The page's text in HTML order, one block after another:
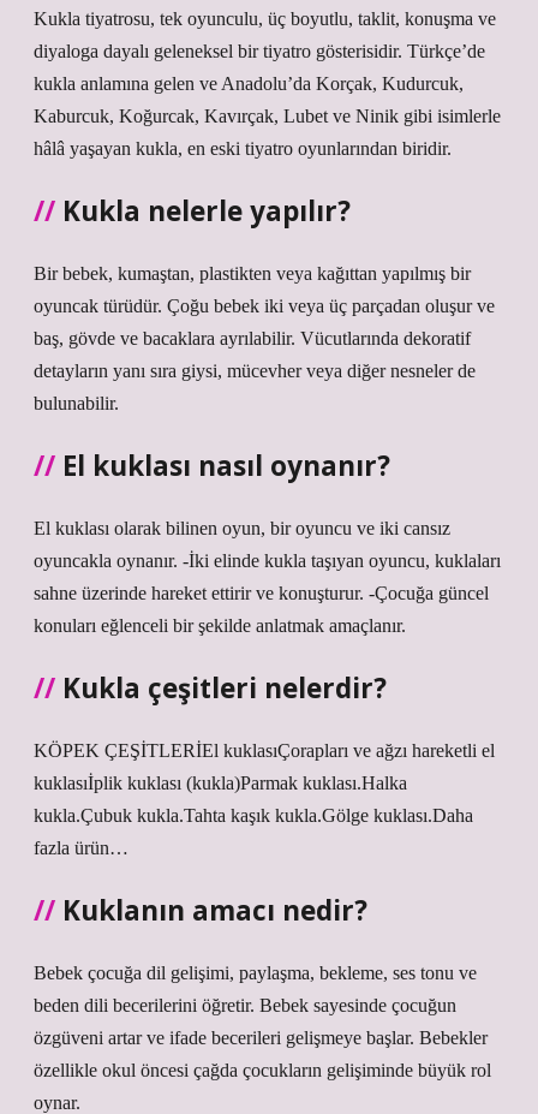
Kukla tiyatrosu, tek oyunculu, üç boyutlu, taklit, konuşma ve
diyaloga dayalı geleneksel bir tiyatro gösterisidir. Türkçe’de
kukla anlamına gelen ve Anadolu’da Korçak, Kudurcuk,
Kaburcuk, Koğurcak, Kavırçak, Lubet ve Ninik gibi isimlerle
hâlâ yaşayan kukla, en eski tiyatro oyunlarından biridir.
Kukla nelerle yapılır?
Bir bebek, kumaştan, plastikten veya kağıttan yapılmış bir
oyuncak türüdür. Çoğu bebek iki veya üç parçadan oluşur ve
baş, gövde ve bacaklara ayrılabilir. Vücutlarında dekoratif
detayların yanı sıra giysi, mücevher veya diğer nesneler de
bulunabilir.
El kuklası nasıl oynanır?
El kuklası olarak bilinen oyun, bir oyuncu ve iki cansız
oyuncakla oynanır. -İki elinde kukla taşıyan oyuncu, kuklaları
sahne üzerinde hareket ettirir ve konuşturur. -Çocuğa güncel
konuları eğlenceli bir şekilde anlatmak amaçlanır.
Kukla çeşitleri nelerdir?
KÖPEK ÇEŞİTLERİEl kuklasıÇorapları ve ağzı hareketli el
kuklasıİplik kuklası (kukla)Parmak kuklası.Halka
kukla.Çubuk kukla.Tahta kaşık kukla.Gölge kuklası.Daha
fazla ürün…
Kuklanın amacı nedir?
Bebek çocuğa dil gelişimi, paylaşma, bekleme, ses tonu ve
beden dili becerilerini öğretir. Bebek sayesinde çocuğun
özgüveni artar ve ifade becerileri gelişmeye başlar. Bebekler
özellikle okul öncesi çağda çocukların gelişiminde büyük rol
oynar.